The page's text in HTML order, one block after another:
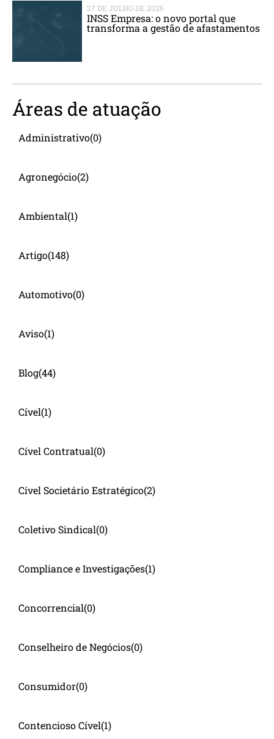
27 DE JULHO DE 2026
INSS Empresa: o novo portal que
transforma a gestão de afastamentos
Áreas de atuação
Administrativo(0)
Agronegócio(2)
Ambiental(1)
Artigo(148)
Automotivo(0)
Aviso(1)
Blog(44)
Cível(1)
Cível Contratual(0)
Cível Societário Estratégico(2)
Coletivo Sindical(0)
Compliance e Investigações(1)
Concorrencial(0)
Conselheiro de Negócios(0)
Consumidor(0)
Contencioso Cível(1)